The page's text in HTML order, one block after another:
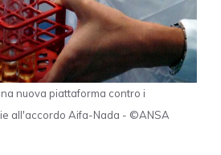
nuova piattaforma contro i
all'accordo Aifa-Nada - ©ANSA